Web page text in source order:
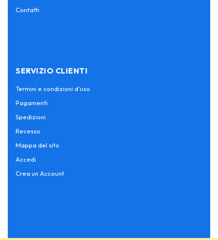
Contatti
SERVIZIO CLIENTI
Termini e condizioni d'uso
Pagamenti
Spedizioni
Recesso
Mappa del sito
Accedi
Crea un Account